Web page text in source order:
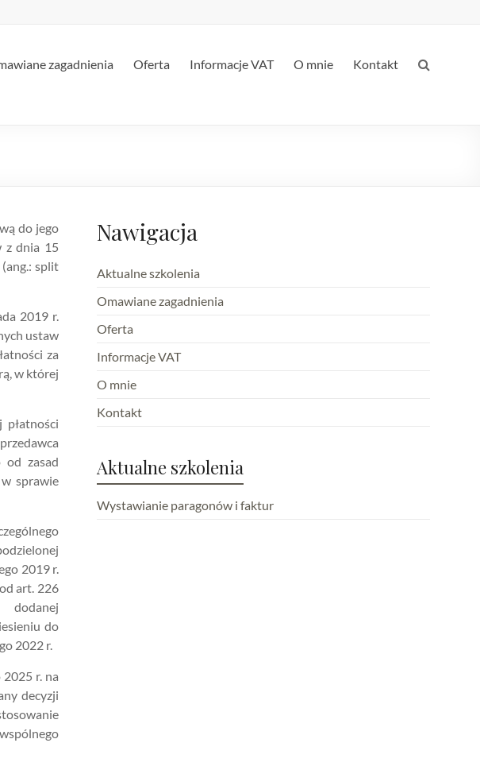
zagadnienia Oferta Informacje VAT O mnie Kontakt
do jego
z dnia 15
split
2019 r.
ustaw
za
w której
płatności
od zasad
sprawie
2019 r.
art. 226
do
2022 r.
r. na
decyzji
Nawigacja
Aktualne szkolenia
Omawiane zagadnienia
Oferta
Informacje VAT
O mnie
Kontakt
Aktualne szkolenia
Wystawianie paragonów i faktur